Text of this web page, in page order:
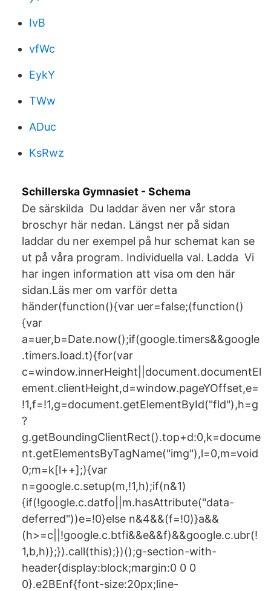
IvB
vfWc
EykY
TWw
ADuc
KsRwz
Schillerska Gymnasiet - Schema
De särskilda​ Du laddar även ner vår stora
broschyr här nedan. Längst ner på sidan
laddar du ner exempel på hur schemat kan se
ut på våra program. Individuella val. Ladda Vi
har ingen information att visa om den här
sidan.Läs mer om varför detta
händer(function(){var uer=false;(function()
{var
a=uer,b=Date.now();if(google.timers&&google
.timers.load.t){for(var
c=window.innerHeight||document.documentEl
ement.clientHeight,d=window.pageYOffset,e=
!1,f=!1,g=document.getElementById("fld"),h=g
?
g.getBoundingClientRect().top+d:0,k=docume
nt.getElementsByTagName("img"),l=0,m=void
0;m=k[l++];){var
n=google.c.setup(m,!1,h);if(n&1)
{if(!google.c.datfo||m.hasAttribute("data-
deferred"))e=!0}else n&4&&(f=!0)}a&&
(h>=c||!google.c.btfi&&e&&f)&&google.c.ubr(!
1,b,h)};}).call(this);})();g-section-with-
header{display:block;margin:0 0 0
0}.e2BEnf{font-size:20px;line-